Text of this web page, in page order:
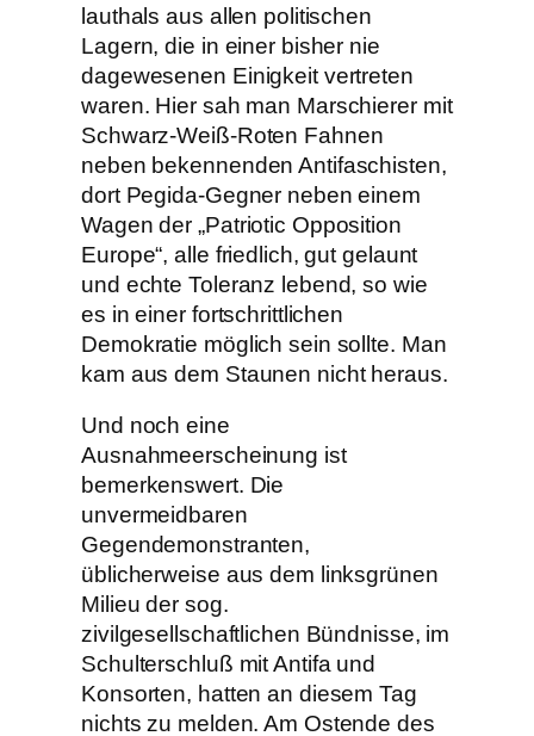
lauthals aus allen politischen
Lagern, die in einer bisher nie
dagewesenen Einigkeit vertreten
waren. Hier sah man Marschierer mit
Schwarz-Weiß-Roten Fahnen
neben bekennenden Antifaschisten,
dort Pegida-Gegner neben einem
Wagen der „Patriotic Opposition
Europe“, alle friedlich, gut gelaunt
und echte Toleranz lebend, so wie
es in einer fortschrittlichen
Demokratie möglich sein sollte. Man
kam aus dem Staunen nicht heraus.
Und noch eine
Ausnahmeerscheinung ist
bemerkenswert. Die
unvermeidbaren
Gegendemonstranten,
üblicherweise aus dem linksgrünen
Milieu der sog.
zivilgesellschaftlichen Bündnisse, im
Schulterschluß mit Antifa und
Konsorten, hatten an diesem Tag
nichts zu melden. Am Ostende des